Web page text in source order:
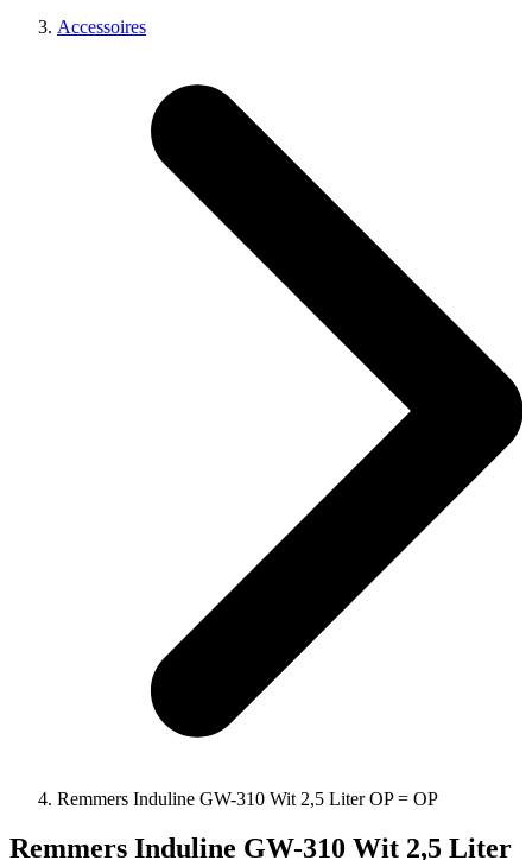
Accessoires
Remmers Induline GW-310 Wit 2,5 Liter OP = OP
Remmers Induline GW-310 Wit 2,5 Liter